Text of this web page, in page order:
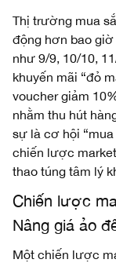
Thị trường mua
động hơn bao giờ
như 9/9, 10/10,
khuyến mãi “đỏ
voucher giảm
nhằm thu hút
sự là cơ hội
chiến lược
thao túng tâm lý
Chiến lược
Nâng giá ảo
Một chiến lược